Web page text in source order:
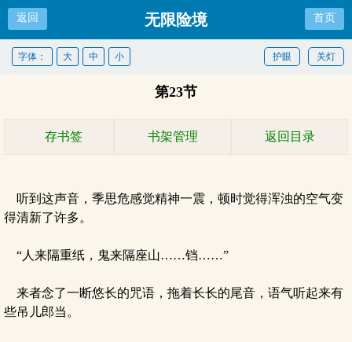
返回 无限险境 首页
关灯
护眼
字体： 大 中 小
第23节
存书签 书架管理 返回目录
听到这声音，季思危感觉精神一震，顿时觉得浑浊的空气变
得清新了许多。
“人来隔重纸，鬼来隔座山……铛……”
来者念了一断悠长的咒语，拖着长长的尾音，语气听起来有
些吊儿郎当。